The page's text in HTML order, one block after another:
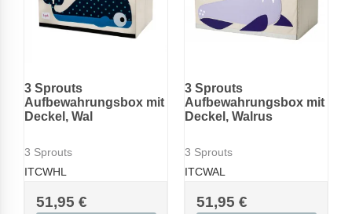
3 Sprouts
Aufbewahrungsbox mit
Deckel, Wal
3 Sprouts
ITCWHL
51,95 €
3 Sprouts
Aufbewahrungsbox mit
Deckel, Walrus
3 Sprouts
ITCWAL
51,95 €